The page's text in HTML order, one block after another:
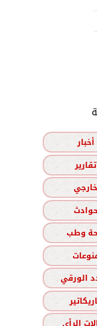
أخبار
تقارير
خارجي
وطب
الورقي